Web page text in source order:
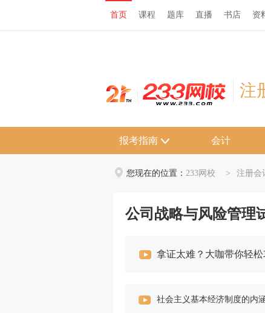
首页 课程 题库 直播 书店 资
首页 课程 题库 直播 书店 资料
注
报考指南 会计
您现在的位置： 233网校 > 注册会
公司战略与风险管理
拿证太难？大咖带你轻松